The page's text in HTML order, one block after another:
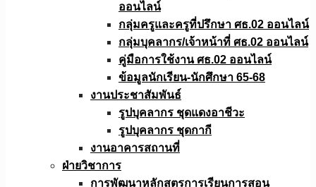
ออนไลน์
กลุ่มครูและครูที่ปรึกษา ศธ.02 ออนไลน์
กลุ่มบุคลากร/เจ้าหน้าที่ ศธ.02 ออนไลน์
คู่มือการใช้งาน ศธ.02 ออนไลน์
ข้อมูลนักเรียน-นักศึกษา 65-68
งานประชาสัมพันธ์
รูปบุคลากร ชุดแดงอาชีวะ
รูปบุคลากร ชุดกากี
งานอาคารสถานที่
ฝ่ายวิชาการ
การพัฒนาหลักสูตรการเรียนการสอน